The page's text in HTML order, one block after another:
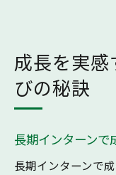
大手や
長期インター
長期イン
解説
成長を実感
びの秘訣
長期インターンで
長期インターンで